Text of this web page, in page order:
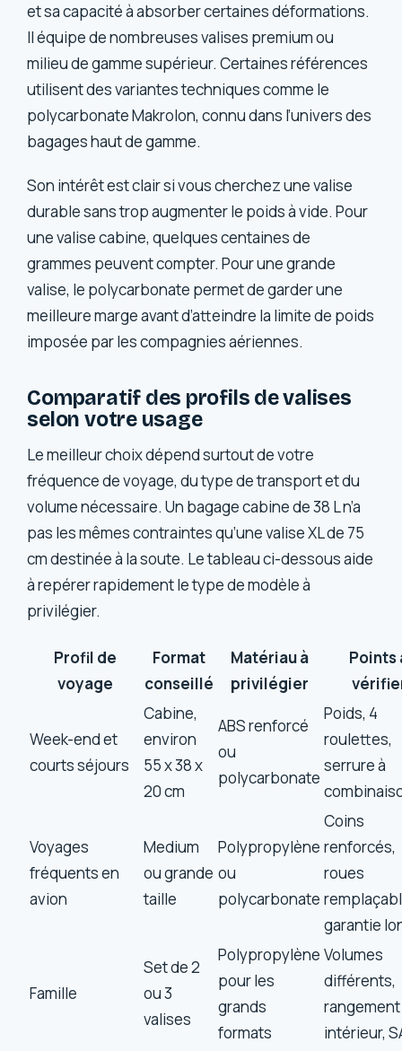
et sa capacité à absorber certaines déformations.
Il équipe de nombreuses valises premium ou
milieu de gamme supérieur. Certaines références
utilisent des variantes techniques comme le
polycarbonate Makrolon, connu dans l’univers des
bagages haut de gamme.
Son intérêt est clair si vous cherchez une valise
durable sans trop augmenter le poids à vide. Pour
une valise cabine, quelques centaines de
grammes peuvent compter. Pour une grande
valise, le polycarbonate permet de garder une
meilleure marge avant d’atteindre la limite de poids
imposée par les compagnies aériennes.
Comparatif des profils de valises
selon votre usage
Le meilleur choix dépend surtout de votre
fréquence de voyage, du type de transport et du
volume nécessaire. Un bagage cabine de 38 L n’a
pas les mêmes contraintes qu’une valise XL de 75
cm destinée à la soute. Le tableau ci-dessous aide
à repérer rapidement le type de modèle à
privilégier.
Profil de
voyage
Format
conseillé
Matériau à
privilégier
Points
Week-end et
courts séjours
Cabine,
environ
55 x 38 x
20 cm
ABS renforcé
ou
polycarbonate
Poids, 4
roulettes,
serrure à
Voyages
fréquents en
avion
Medium
ou grande
taille
Polypropylène
ou
polycarbonate
Coins
renforcés,
roues
garantie
Famille
Set de 2
ou 3
valises
Polypropylène
pour les
grands
formats
Volumes
différents,
rangement
intérieur,